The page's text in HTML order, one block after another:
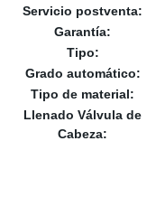
Servicio postventa:
Garantía:
Tipo:
Grado automático:
Tipo de material:
Llenado Válvula de
Cabeza: